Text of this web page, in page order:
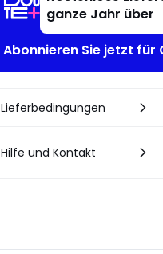
ganze Jahr über
Abonnieren Sie jetzt für
Lieferbedingungen
Hilfe und Kontakt